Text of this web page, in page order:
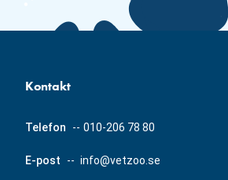
Kontakt
Telefon -- 010-206 78 80
E-post -- info@vetzoo.se